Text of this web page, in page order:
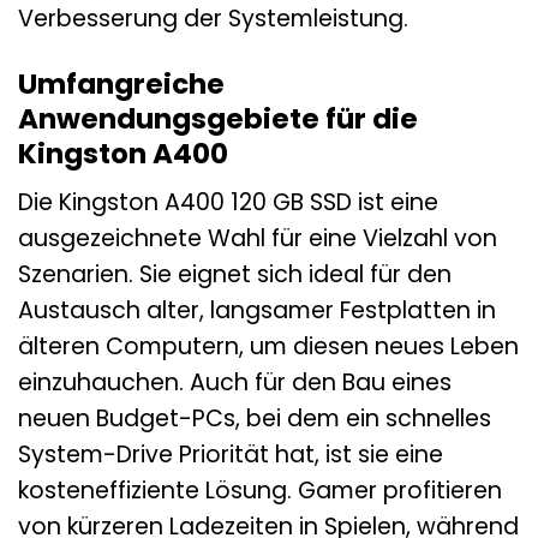
Verbesserung der Systemleistung.
Umfangreiche
Anwendungsgebiete für die
Kingston A400
Die Kingston A400 120 GB SSD ist eine
ausgezeichnete Wahl für eine Vielzahl von
Szenarien. Sie eignet sich ideal für den
Austausch alter, langsamer Festplatten in
älteren Computern, um diesen neues Leben
einzuhauchen. Auch für den Bau eines
neuen Budget-PCs, bei dem ein schnelles
System-Drive Priorität hat, ist sie eine
kosteneffiziente Lösung. Gamer profitieren
von kürzeren Ladezeiten in Spielen, während